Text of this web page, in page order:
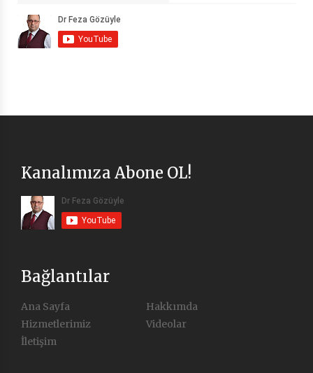
Kanalımıza Abone OL!
Bağlantılar
Ana Sayfa
Hakkımda
Hizmetlerimiz
Videolar
İletişim